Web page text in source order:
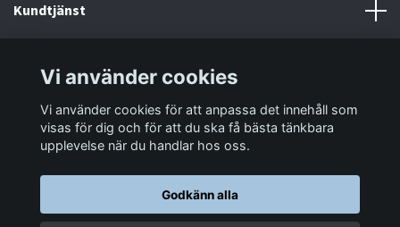
Kundtjänst
Sociala medier
Vi använder cookies
Vi använder cookies för att anpassa det innehåll som
visas för dig och för att du ska få bästa tänkbara
upplevelse när du handlar hos oss.
Godkänn alla